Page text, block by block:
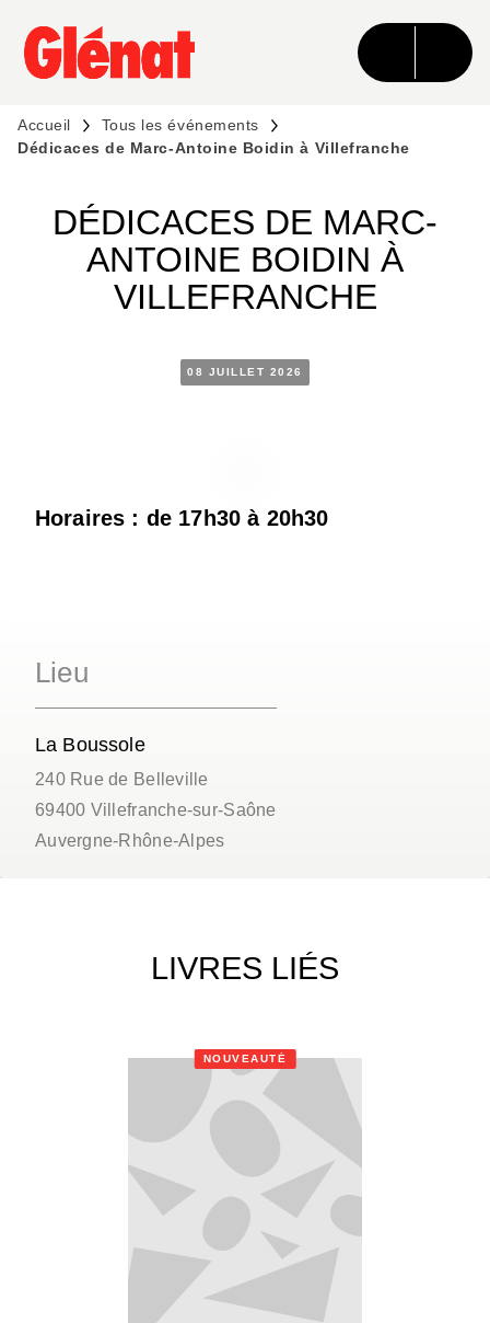
MENU RECHERCHE CONTENU
PIED DE PAGE
Accueil
Tous les événements
Dédicaces de Marc-Antoine Boidin à Villefranche
DÉDICACES DE MARC-
ANTOINE BOIDIN À
VILLEFRANCHE
08 JUILLET 2026
Horaires : de 17h30 à 20h30
Lieu
La Boussole
240 Rue de Belleville
69400 Villefranche-sur-Saône
Auvergne-Rhône-Alpes
LIVRES LIÉS
NOUVEAUTÉ